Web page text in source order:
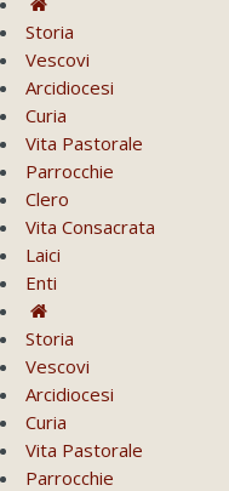
Storia
Vescovi
Arcidiocesi
Curia
Vita Pastorale
Parrocchie
Clero
Vita Consacrata
Laici
Enti
Storia
Vescovi
Arcidiocesi
Curia
Vita Pastorale
Parrocchie